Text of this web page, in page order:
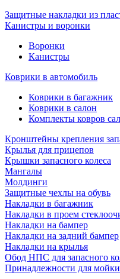
Защитные накладки из
Канистры и воронки
Воронки
Канистры
Коврики в автомобиль
Коврики в багажник
Коврики в салон
Комплекты ковров
Кронштейны крепления
Крылья для прицепов
Крышки запасного колеса
Мангалы
Молдинги
Защитные чехлы на обувь
Накладки в багажник
Накладки в проем
Накладки на бампер
Накладки на задний бампер
Накладки на крылья
Обод НПС для запасного
Принадлежности для мойки